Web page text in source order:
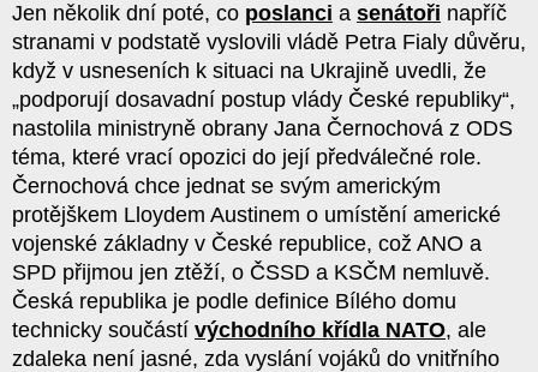
Jen několik dní poté, co poslanci a senátoři napříč
stranami v podstatě vyslovili vládě Petra Fialy důvěru,
když v usneseních k situaci na Ukrajině uvedli, že
„podporují dosavadní postup vlády České republiky“,
nastolila ministryně obrany Jana Černochová z ODS
téma, které vrací opozici do její předválečné role.
Černochová chce jednat se svým americkým
protějškem Lloydem Austinem o umístění americké
vojenské základny v České republice, což ANO a
SPD přijmou jen ztěží, o ČSSD a KSČM nemluvě.
Česká republika je podle definice Bílého domu
technicky součástí východního křídla NATO, ale
zdaleka není jasné, zda vyslání vojáků do vnitřního